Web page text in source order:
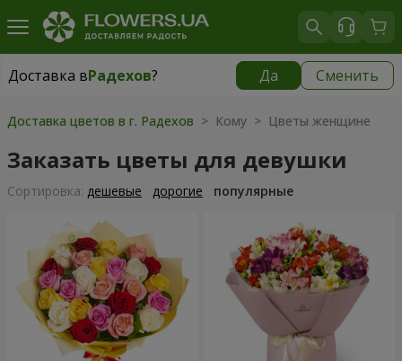
Доставка вРадехов? Да Сменить
Доставка вРадехов|
Доставка цветов в г. Радехов > Кому > Цветы женщине
Заказать цветы для девушки
Cортировка: дешевые дорогие популярные